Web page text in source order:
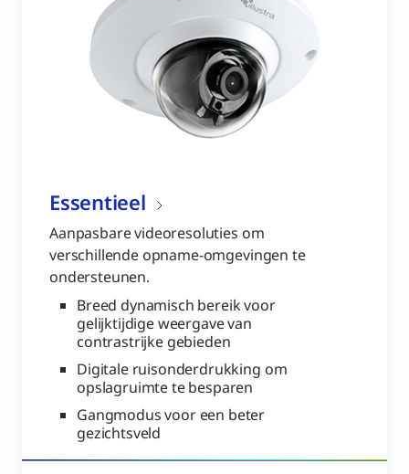
Essentieel
Aanpasbare videoresoluties om
verschillende opname-omgevingen te
ondersteunen.
Breed dynamisch bereik voor
gelijktijdige weergave van
contrastrijke gebieden
Digitale ruisonderdrukking om
opslagruimte te besparen
Gangmodus voor een beter
gezichtsveld